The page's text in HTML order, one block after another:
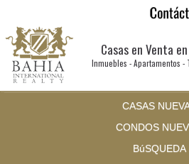
Casas en Venta
Inmuebles - Apartamentos -
CASAS
CONDOS
BúSQUEDA